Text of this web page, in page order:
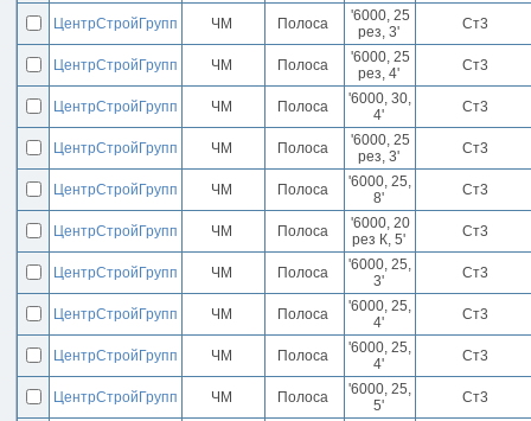
ЦентрСтройГрупп ЧМ Полоса
'6000, 25
рез, 3'
Ст3
ЦентрСтройГрупп ЧМ Полоса
'6000, 25
рез, 4'
Ст3
ЦентрСтройГрупп ЧМ Полоса
'6000, 30,
4'
Ст3
ЦентрСтройГрупп ЧМ Полоса
'6000, 25
рез, 3'
Ст3
ЦентрСтройГрупп ЧМ Полоса
'6000, 25,
8'
Ст3
ЦентрСтройГрупп ЧМ Полоса
'6000, 20
рез К, 5'
Ст3
ЦентрСтройГрупп ЧМ Полоса
'6000, 25,
3'
Ст3
ЦентрСтройГрупп ЧМ Полоса
'6000, 25,
4'
Ст3
ЦентрСтройГрупп ЧМ Полоса
'6000, 25,
4'
Ст3
ЦентрСтройГрупп ЧМ Полоса
'6000, 25,
5'
Ст3